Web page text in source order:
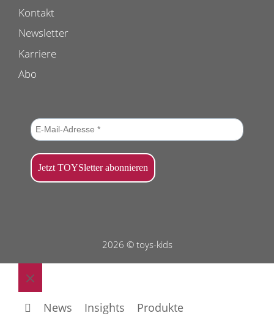
Kontakt
Newsletter
Karriere
Abo
2026 © toys-kids
Schließen
News Insights Produkte